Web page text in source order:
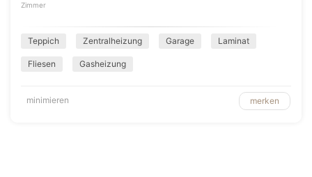
Zimmer
Teppich Zentralheizung Garage Laminat
Fliesen Gasheizung
minimieren merken